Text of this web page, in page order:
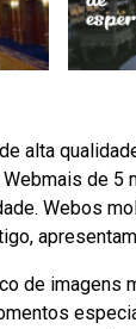
alta
de
Webos
de